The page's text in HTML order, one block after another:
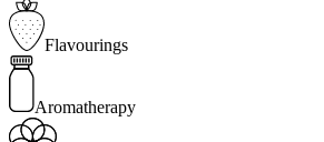
Flavourings
Aromatherapy